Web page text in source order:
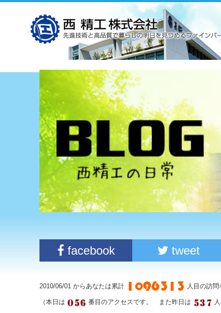
facebook tweet
2010/06/01 からあなたは累計 人目の訪
（本日は 番目のアクセスです。 また昨日は